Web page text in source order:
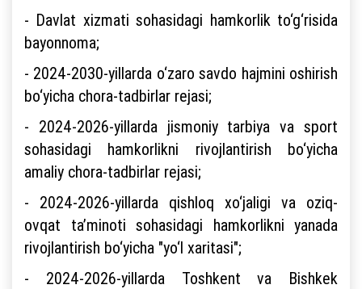
- Davlat xizmati sohasidagi hamkorlik to‘g‘risida
bayonnoma;
- 2024-2030-yillarda o‘zaro savdo hajmini oshirish
bo‘yicha chora-tadbirlar rejasi;
- 2024-2026-yillarda jismoniy tarbiya va sport
sohasidagi hamkorlikni rivojlantirish bo‘yicha
amaliy chora-tadbirlar rejasi;
- 2024-2026-yillarda qishloq xo‘jaligi va oziq-
ovqat ta’minoti sohasidagi hamkorlikni yanada
rivojlantirish bo‘yicha "yo‘l xaritasi";
- 2024-2026-yillarda Toshkent va Bishkek